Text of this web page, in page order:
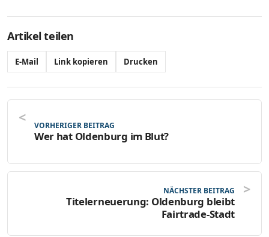
Artikel teilen
E-Mail Link kopieren Drucken
VORHERIGER BEITRAG
Wer hat Oldenburg im Blut?
NÄCHSTER BEITRAG
Titelerneuerung: Oldenburg bleibt
Fairtrade-Stadt